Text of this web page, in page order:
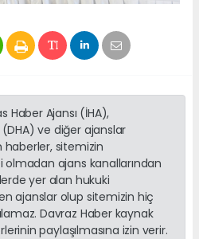
Haber Ajansı (İHA),
ve diğer ajanslar
sitemizin
ajans kanallarından
yer alan hukuki
ajanslar olup sitemizin hiç
Davraz Haber kaynak
paylaşılmasına izin verir.